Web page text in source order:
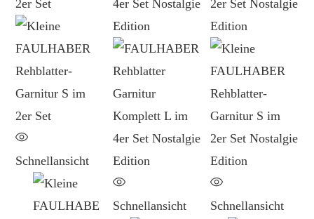
Schnellansicht
Schnellansicht Schnellansicht